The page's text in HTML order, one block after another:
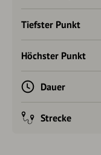
Tiefster Punkt
Höchster Punkt
Dauer
Strecke